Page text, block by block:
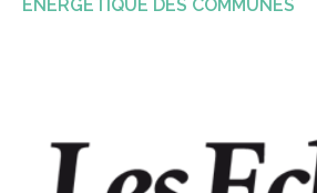
ÉNERGÉTIQUE DES COMMUNES